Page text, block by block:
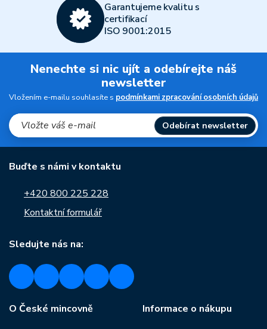
Garantujeme kvalitu s
certifikací
ISO 9001:2015
Nenechte si nic ujít a odebírejte náš
newsletter
Vložením e-mailu souhlasíte s podmínkami zpracování osobních údajů
Odebírat newsletter
Buďte s námi v kontaktu
+420 800 225 228
Kontaktní formulář
Sledujte nás na:
O České mincovně Informace o nákupu